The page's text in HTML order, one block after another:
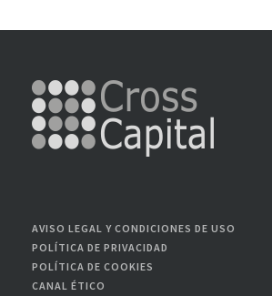
AVISO LEGAL Y CONDICIONES DE USO
POLÍTICA DE PRIVACIDAD
POLÍTICA DE COOKIES
CANAL ÉTICO